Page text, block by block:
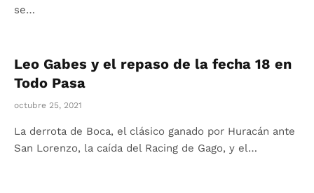
se…
Leo Gabes y el repaso de la fecha 18 en
Todo Pasa
octubre 25, 2021
La derrota de Boca, el clásico ganado por Huracán ante
San Lorenzo, la caída del Racing de Gago, y el…